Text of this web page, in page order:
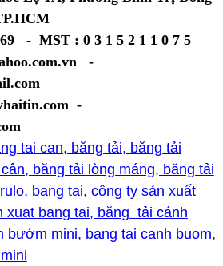
- MST : 0 3 1 5 2 1 1 0 7 5
-
-
tai can, băng tải, băng tải
băng tải lòng máng, băng tải
bang tai, công ty sản xuất
xuat bang tai, băng tải cánh
bướm mini, bang tai canh buom,